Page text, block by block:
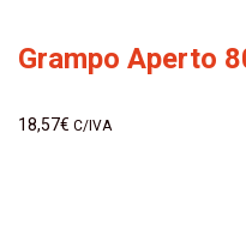
Grampo Aperto
18,57€ C/IVA